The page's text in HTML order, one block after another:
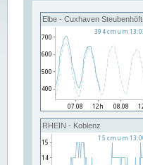
Elbe - Cuxhaven Steubenhöft
RHEIN - Koblenz